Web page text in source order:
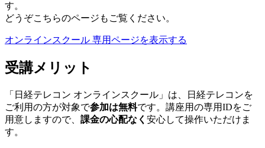
す。
どうぞこちらのページもご覧ください。
オンラインスクール 専用ページを表示する
受講メリット
「日経テレコン オンラインスクール」は、日経テレコンを
ご利用の方が対象で参加は無料です。講座用の専用IDをご
用意しますので、 課金の心配なく 安心して操作いただけま
す。